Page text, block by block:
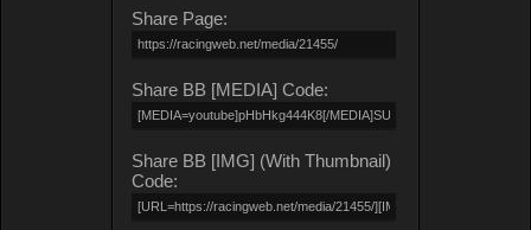
Share Page:
Share BB [MEDIA] Code:
Share BB [IMG] (With Thumbnail)
Code: